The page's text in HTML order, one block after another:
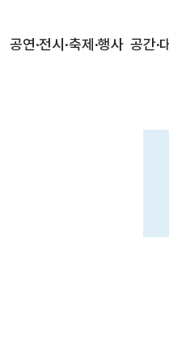
공연·전시·축제·행사 공간·